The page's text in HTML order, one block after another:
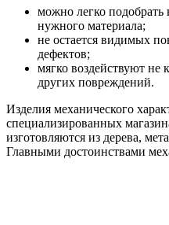
можно легко подобрать
нужного материала;
не остается видимых
дефектов;
мягко воздействуют
других повреждений.
Изделия механического
специализированных
изготовляются из дерева,
Главными достоинствами